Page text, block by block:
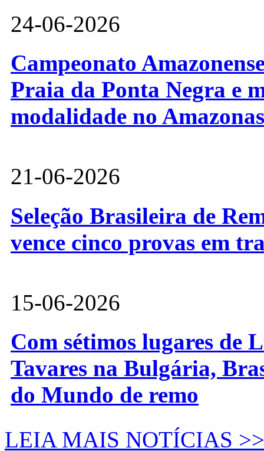
24-06-2026
Campeonato
Praia da Ponta Negra e
modalidade no Amazonas
21-06-2026
Seleção Brasileira de
vence cinco provas em
15-06-2026
Com sétimos lugares de
Tavares na Bulgária,
do Mundo de remo
LEIA MAIS NOTÍCIAS >>